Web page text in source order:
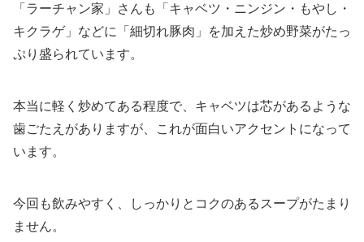
「ラーチャン家」さんも「キャベツ・ニンジン・もやし・
キクラゲ」などに「細切れ豚肉」を加えた炒め野菜がたっ
ぷり盛られています。
本当に軽く炒めてある程度で、キャベツは芯があるような
歯ごたえがありますが、これが面白いアクセントになって
います。
今回も飲みやすく、しっかりとコクのあるスープがたまり
ません。